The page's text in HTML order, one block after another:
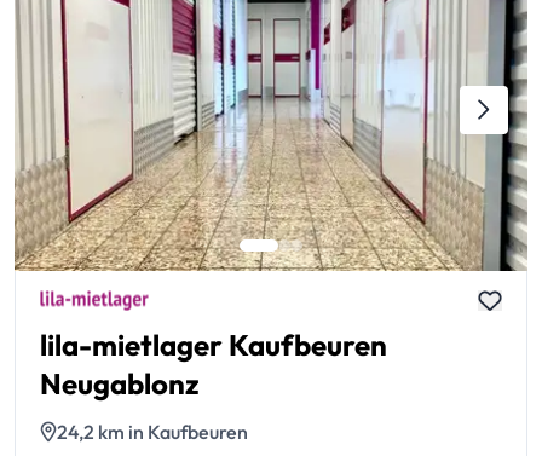
lila-mietlager Kaufbeuren
Neugablonz
24,2 km in Kaufbeuren